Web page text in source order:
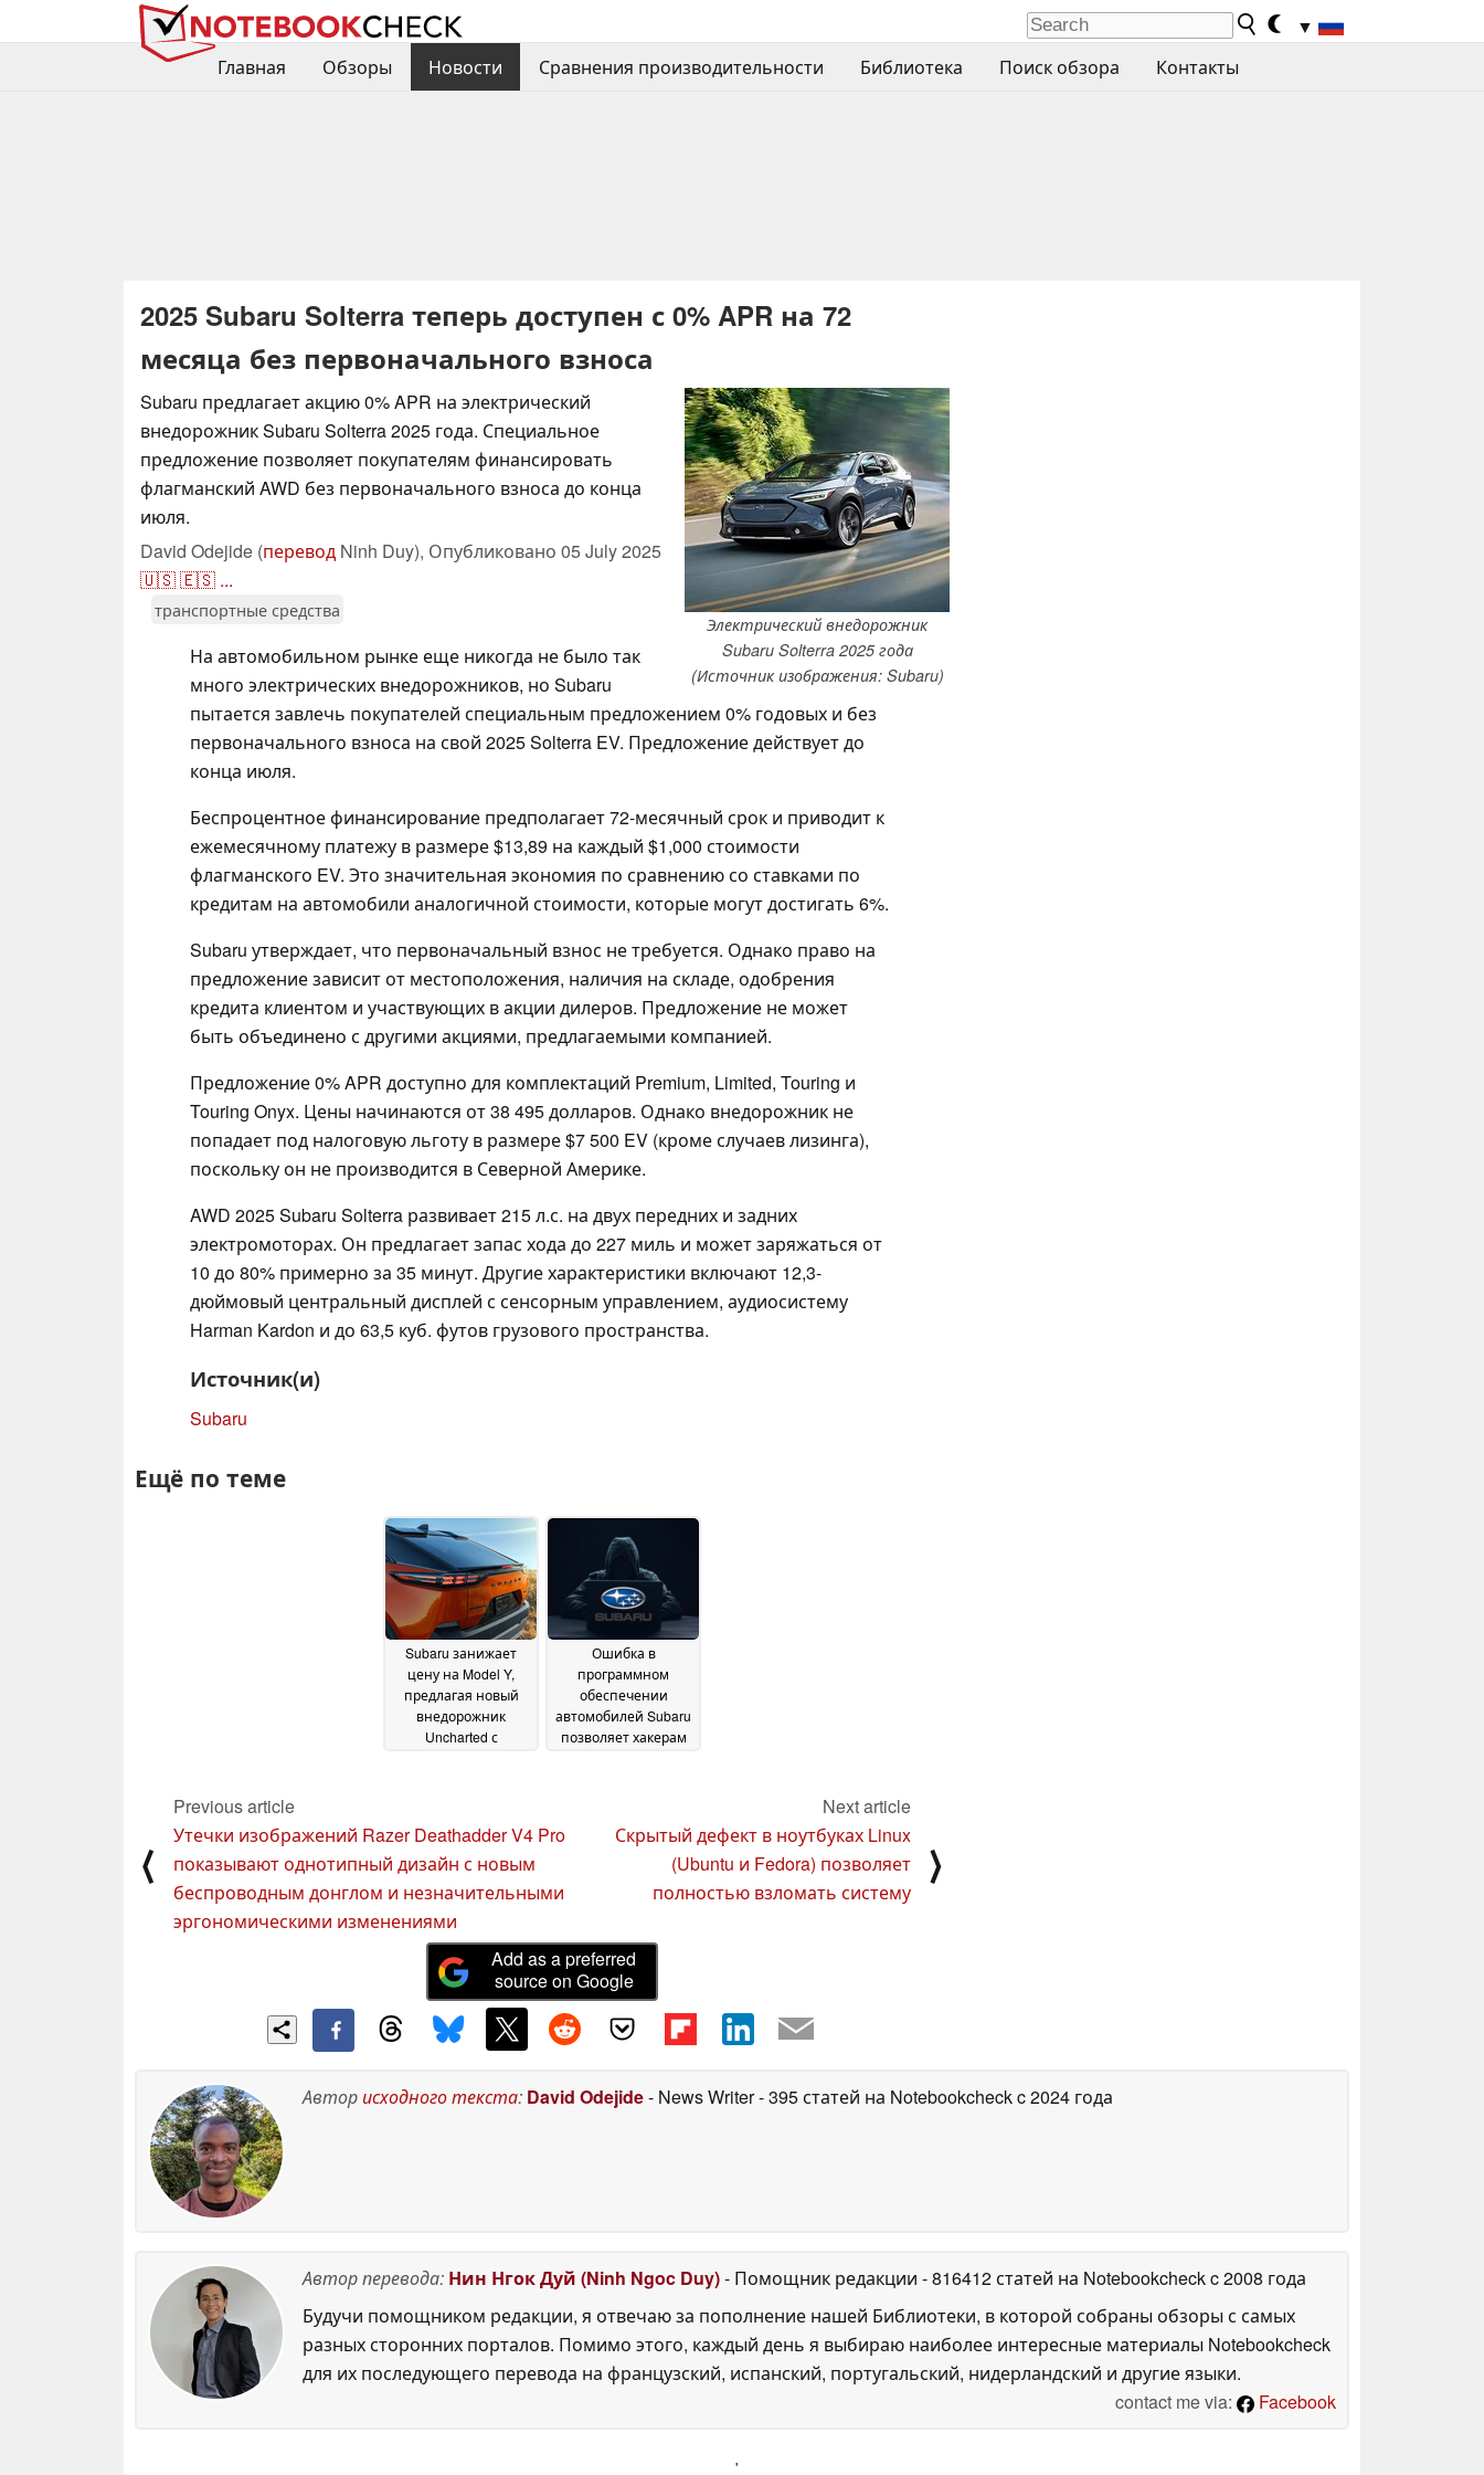
▼
Главная
Обзоры Новости Сравнения производительности Библиотека Поиск обзора Контакты
2025 Subaru Solterra теперь доступен с 0% APR на 72
месяца без первоначального взноса
Электрический внедорожник
Subaru Solterra 2025 года
(Источник изображения: Subaru)
Subaru предлагает акцию 0% APR на электрический
внедорожник Subaru Solterra 2025 года. Специальное
предложение позволяет покупателям финансировать
флагманский AWD без первоначального взноса до конца
июля.
David Odejide (перевод Ninh Duy), Опубликовано 05 July 2025
🇺🇸🇪🇸 ...
транспортные средства
На автомобильном рынке еще никогда не было так
много электрических внедорожников, но Subaru
пытается завлечь покупателей специальным предложением 0% годовых и без
первоначального взноса на свой 2025 Solterra EV. Предложение действует до
конца июля.
Беспроцентное финансирование предполагает 72-месячный срок и приводит к
ежемесячному платежу в размере $13,89 на каждый $1,000 стоимости
флагманского EV. Это значительная экономия по сравнению со ставками по
кредитам на автомобили аналогичной стоимости, которые могут достигать 6%.
Subaru утверждает, что первоначальный взнос не требуется. Однако право на
предложение зависит от местоположения, наличия на складе, одобрения
кредита клиентом и участвующих в акции дилеров. Предложение не может
быть объединено с другими акциями, предлагаемыми компанией.
Предложение 0% APR доступно для комплектаций Premium, Limited, Touring и
Touring Onyx. Цены начинаются от 38 495 долларов. Однако внедорожник не
попадает под налоговую льготу в размере $7 500 EV (кроме случаев лизинга),
поскольку он не производится в Северной Америке.
AWD 2025 Subaru Solterra развивает 215 л.с. на двух передних и задних
электромоторах. Он предлагает запас хода до 227 миль и может заряжаться от
10 до 80% примерно за 35 минут. Другие характеристики включают 12,3-
дюймовый центральный дисплей с сенсорным управлением, аудиосистему
Harman Kardon и до 63,5 куб. футов грузового пространства.
Источник(и)
Subaru
Ещё по теме
Subaru занижает
цену на Model Y,
предлагая новый
внедорожник
Uncharted с
Ошибка в
программном
обеспечении
автомобилей Subaru
позволяет хакерам
⟨
Previous article
Утечки изображений Razer Deathadder V4 Pro
показывают однотипный дизайн с новым
беспроводным донглом и незначительными
эргономическими изменениями
Next article
Скрытый дефект в ноутбуках Linux
(Ubuntu и Fedora) позволяет
полностью взломать систему
⟩
Add as a preferred
source on Google
Авторисходного текста: David Odejide- News Writer- 395 статей на Notebookcheckc 2024 года
Автор перевода: Нин Нгок Дуй (Ninh Ngoc Duy)- Помощник редакции - 816412 статей на Notebookcheckc 2008 года
Будучи помощником редакции, я отвечаю за пополнение нашей Библиотеки, в которой собраны обзоры с самых
разных сторонних порталов. Помимо этого, каждый день я выбираю наиболее интересные материалы Notebookcheck
для их последующего перевода на французский, испанский, португальский, нидерландский и другие языки.
contact me via:
Facebook
'